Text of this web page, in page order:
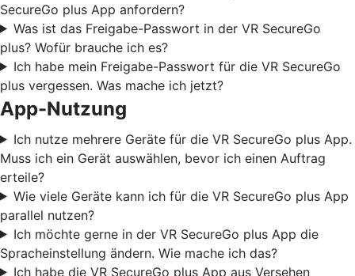
SecureGo plus App anfordern?
Was ist das Freigabe-Passwort in der VR SecureGo
plus? Wofür brauche ich es?
Ich habe mein Freigabe-Passwort für die VR SecureGo
plus vergessen. Was mache ich jetzt?
App-Nutzung
Ich nutze mehrere Geräte für die VR SecureGo plus App.
Muss ich ein Gerät auswählen, bevor ich einen Auftrag
erteile?
Wie viele Geräte kann ich für die VR SecureGo plus App
parallel nutzen?
Ich möchte gerne in der VR SecureGo plus App die
Spracheinstellung ändern. Wie mache ich das?
Ich habe die VR SecureGo plus App aus Versehen